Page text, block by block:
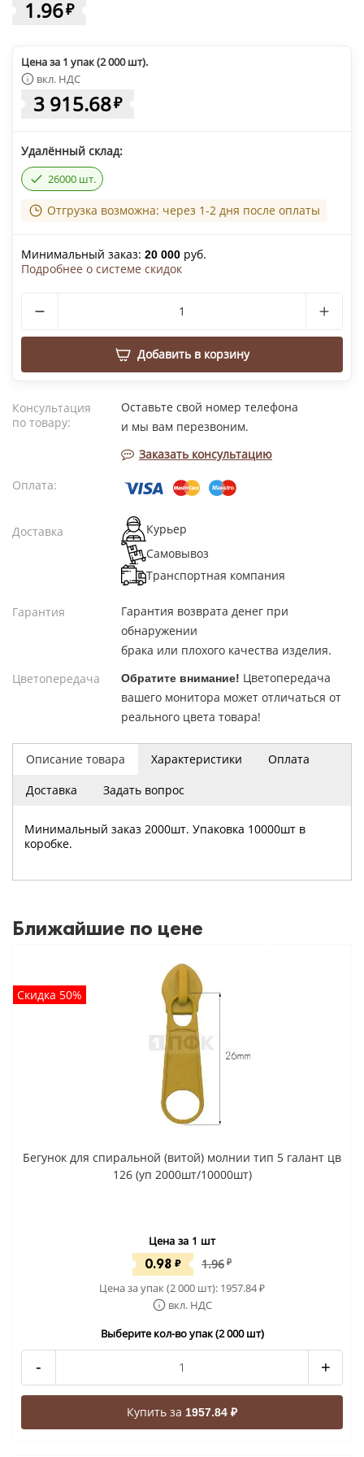
1.96₽
Цена за 1 упак (2 000 шт).
вкл. НДС
3 915.68₽
Удалённый склад:
26000 шт.
Отгрузка возможна: через 1-2 дня после оплаты
Минимальный заказ: 20 000 руб.
Подробнее о системе скидок
Добавить в корзину
Описание товара Характеристики
Оплата
Доставка
Задать вопрос
Минимальный заказ 2000шт. Упаковка 10000шт в
коробке.
Консультация
по товару:
Оставьте свой номер телефона
и мы вам перезвоним.
Заказать консультацию
Оплата:
Доставка
Курьер
Самовывоз
Транспортная компания
Гарантия
Гарантия возврата денег при
обнаружении
брака или плохого качества изделия.
Цветопередача
Обратите внимание! Цветопередача
вашего монитора может отличаться от
реального цвета товара!
Ближайшие по цене
Скидка 50%
Бегунок для спиральной (витой) молнии тип 5 галант цв
126 (уп 2000шт/10000шт)
Цена за 1 шт
0.98 ₽ 1.96 ₽
Цена за упак (2 000 шт): 1957.84₽
вкл. НДС
Выберите кол-во упак (2 000 шт)
- +
Купить за 1957.84 ₽